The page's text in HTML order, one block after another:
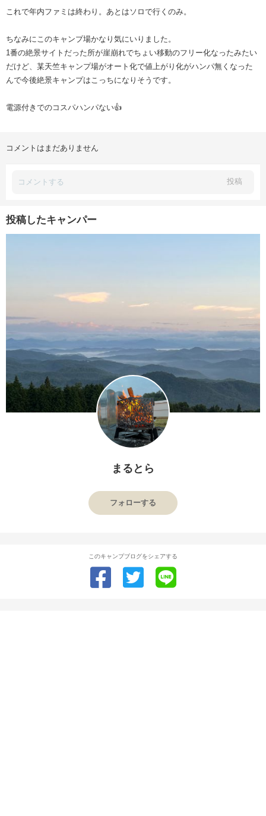
これで年内ファミは終わり。あとはソロで行くのみ。
ちなみにこのキャンプ場かなり気にいりました。
1番の絶景サイトだった所が崖崩れでちょい移動のフリー化なったみたい
だけど、某天竺キャンプ場がオート化で値上がり化がハンパ無くなった
んで今後絶景キャンプはこっちになりそうです。
電源付きでのコスパハンパない👍
コメントはまだありません
投稿
投稿したキャンパー
まるとら
フォローする
このキャンプブログをシェアする